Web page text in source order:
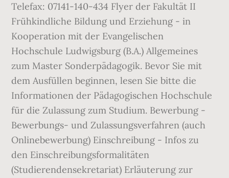
Telefax: 07141-140-434 Flyer der Fakultät II
Frühkindliche Bildung und Erziehung - in
Kooperation mit der Evangelischen
Hochschule Ludwigsburg (B.A.) Allgemeines
zum Master Sonderpädagogik. Bevor Sie mit
dem Ausfüllen beginnen, lesen Sie bitte die
Informationen der Pädagogischen Hochschule
für die Zulassung zum Studium. Bewerbung -
Bewerbungs- und Zulassungsverfahren (auch
Onlinebewerbung) Einschreibung - Infos zu
den Einschreibungsformalitäten
(Studierendensekretariat) Erläuterung zur